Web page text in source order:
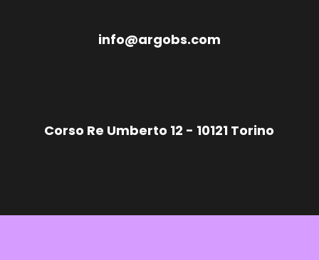
info@argobs.com
Corso Re Umberto 12 - 10121 Torino